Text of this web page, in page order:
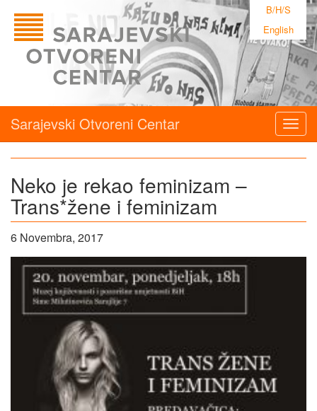
B/H/S
English
Sarajevski Otvoreni Centar
Neko je rekao feminizam –
Trans*žene i feminizam
6 Novembra, 2017